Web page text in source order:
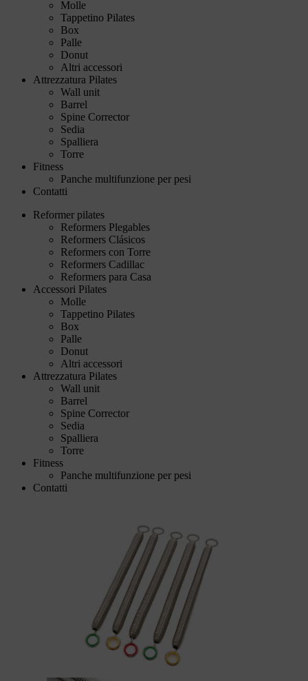
Molle
Tappetino Pilates
Box
Palle
Donut
Altri accessori
Attrezzatura Pilates
Wall unit
Barrel
Spine Corrector
Sedia
Spalliera
Torre
Fitness
Panche multifunzione per pesi
Contatti
Reformer pilates
Reformers Plegables
Reformers Clásicos
Reformers con Torre
Reformers Cadillac
Reformers para Casa
Accessori Pilates
Molle
Tappetino Pilates
Box
Palle
Donut
Altri accessori
Attrezzatura Pilates
Wall unit
Barrel
Spine Corrector
Sedia
Spalliera
Torre
Fitness
Panche multifunzione per pesi
Contatti